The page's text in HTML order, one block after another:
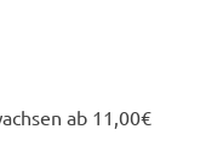
ab 11,00€